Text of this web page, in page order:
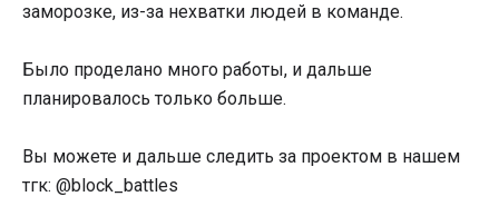
заморозке, из-за нехватки людей в команде.
Было проделано много работы, и дальше
планировалось только больше.
Вы можете и дальше следить за проектом в нашем
тгк: @block_battles